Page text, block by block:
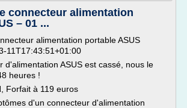
connecteur alimentation
– 01 ...
alimentation portable ASUS
11T17:43:51+01:00
d'alimentation ASUS est cassé, nous le
heures !
Forfait à 119 euros
d'un connecteur d'alimentation